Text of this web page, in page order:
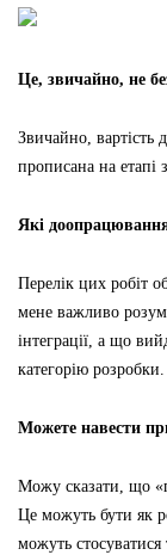
Це, звичайно, не
Звичайно, вартість
прописана на етапі
Які
Перелік цих робіт
мене важливо
інтеграції, а що
категорію розробки.
Можете навести
Можу сказати, що
Це можуть бути як
можуть стосуватися